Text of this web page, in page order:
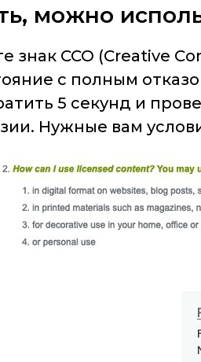
можно
знак CCO (Creative
с полным
5 секунд и
Нужные вам